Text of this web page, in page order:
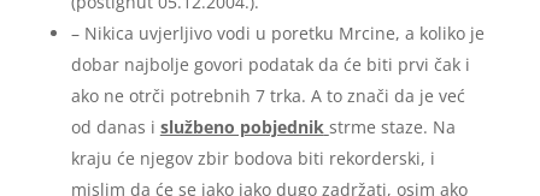
– Nikica uvjerljivo vodi u poretku Mrcine, a koliko je
dobar najbolje govori podatak da će biti prvi čak i
ako ne otrči potrebnih 7 trka. A to znači da je već
od danas i službeno pobjednik strme staze. Na
kraju će njegov zbir bodova biti rekorderski, i
mislim da će se jako jako dugo zadržati, osim ako